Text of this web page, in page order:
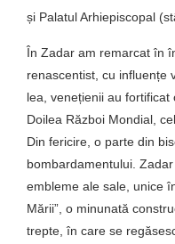
și Palatul Arhiepiscopal
În Zadar am remarcat în
renascentist, cu influențe
lea, venețienii au
Doilea Război Mondial,
Din fericire, o parte din
bombardamentului.
embleme ale sale, unice
Mării”, o minunată
trepte, în care se